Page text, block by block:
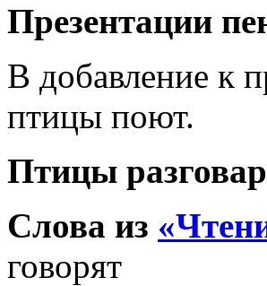
Презентации
В добавление к
птицы поют.
Птицы
Слова из
говорят